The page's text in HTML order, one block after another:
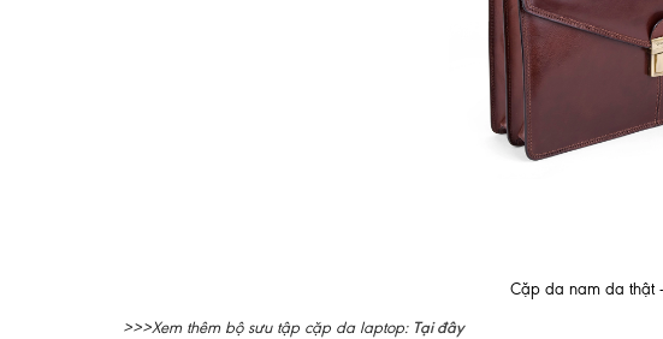
Cặp da nam da thật
>>>Xem thêm bộ sưu tập cặp da laptop: Tại đây